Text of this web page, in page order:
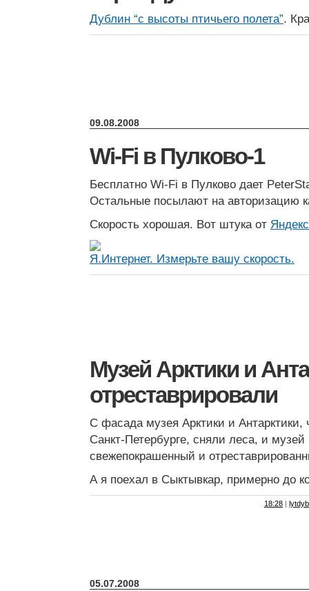
Дублин “с высоты птичьего полета”.
09.08.2008
Wi-Fi в Пулково-1
Бесплатно Wi-Fi в Пулково дает
Остальные посылают на авторизацию
Скорость хорошая. Вот штука от
Я.Интернет. Измерьте вашу скорость.
Музей Арктики и
отреставрировали
С фасада музея Арктики и Антарктики,
Санкт-Петербурге, сняли леса, и музей
свежепокрашенный и
А я поехал в Сыктывкар, примерно до
18:28 |
05.07.2008